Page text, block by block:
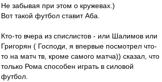
Не забывая при этом о кружевах.)
Вот такой футбол ставит Аба.
Кто-то вчера из спислистов - или Шалимов или
Григорян ( Господи, я впервые посмотрел что-
то на матч тв, кроме самого матча)) сказал, что
только Рома способен играть в силовой
футбол.